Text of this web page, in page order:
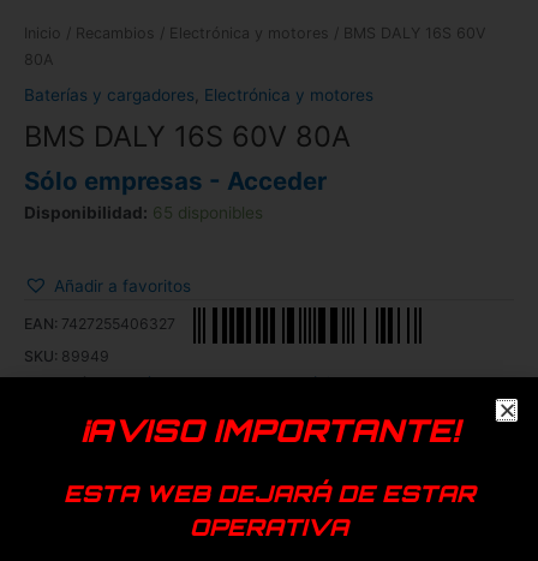
Inicio / Recambios / Electrónica y motores / BMS DALY 16S 60V
80A
Baterías y cargadores Electrónica y motores
BMS DALY 16S 60V 80A
Sólo empresas - Acceder
Disponibilidad: 65 disponibles
Añadir a favoritos
EAN: 7427255406327
SKU: 89949
Categorías:Baterías y cargadores,Electrónica y motores
Genérica
Productos relacionados
¡AVISO IMPORTANTE!
ESTA WEB DEJARÁ DE ESTAR
OPERATIVA